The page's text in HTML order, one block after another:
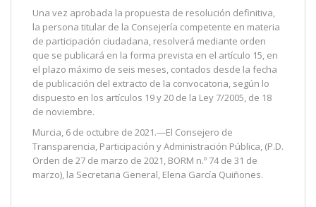
Una vez aprobada la propuesta de resolución definitiva,
la persona titular de la Consejería competente en materia
de participación ciudadana, resolverá mediante orden
que se publicará en la forma prevista en el artículo 15, en
el plazo máximo de seis meses, contados desde la fecha
de publicación del extracto de la convocatoria, según lo
dispuesto en los artículos 19 y 20 de la Ley 7/2005, de 18
de noviembre.
Murcia, 6 de octubre de 2021.—El Consejero de
Transparencia, Participación y Administración Pública, (P.D.
Orden de 27 de marzo de 2021, BORM n.º 74 de 31 de
marzo), la Secretaria General, Elena García Quiñones.